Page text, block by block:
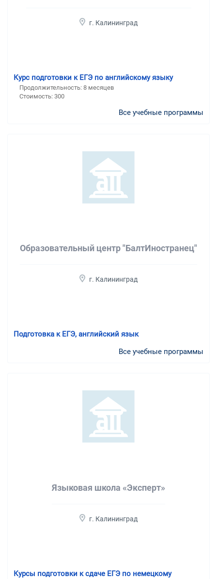
г. Калининград
Курс подготовки к ЕГЭ по английскому языку
Продолжительность: 8 месяцев
Стоимость: 300
Все учебные программы
Образовательный центр "БалтИностранец"
г. Калининград
Подготовка к ЕГЭ, английский язык
Все учебные программы
Языковая школа «Эксперт»
г. Калининград
Курсы подготовки к сдаче ЕГЭ по немецкому